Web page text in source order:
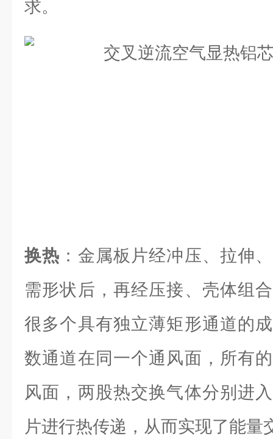
求。
换热 ：金属板片经冲压、拉伸
需形状后，再经压接、壳体组
很多个具有独立薄矩形通道的
数通道在同一个通风面，所有
风面，两股热交换气体分别进
片进行热传递，从而实现了能量